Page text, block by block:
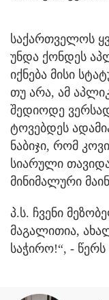
საქართველოს
უნდა ქონდეს
იქნება მისი
თუ არა, ამ
შედიოდე
ტოვებდეს
ნაბიჯი, რომ
სიარული
მინიმალური
პ.ს. ჩვენი
მაგალითია,
საჭირო!“, -